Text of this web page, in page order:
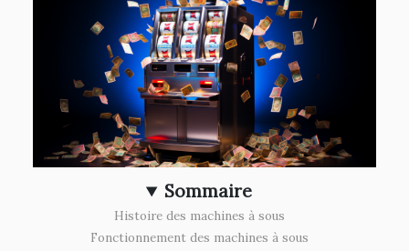
Sommaire
Histoire des machines à sous
Fonctionnement des machines à sous